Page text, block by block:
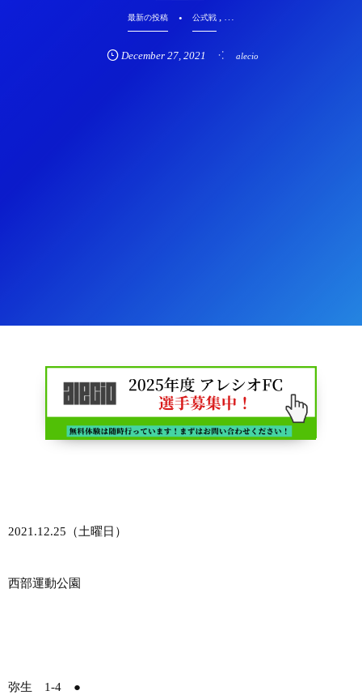
最新の投稿 公式戦 , …
December 27, 2021 alecio
2021.12.25（土曜日）
西部運動公園
弥生 1-4 ●